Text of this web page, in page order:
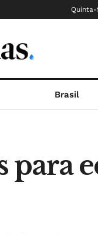
Brasil
para